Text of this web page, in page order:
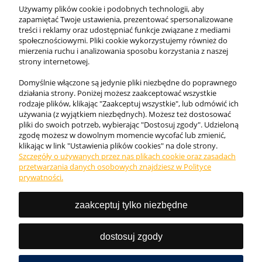
Moje konto
Internetowy sklep KING BHP. Odzież robocza, obuwie
ochronne i akcesoria najwyższej jakości ✓. Zadbaj o
bezpieczeństwo w pracy!
Tel.:727 777 987
Email: sklep@kingbhp.pl
NIP: 9581591905 REGON: 368802421
Używamy plików cookie i podobnych technologii, aby
zapamiętać Twoje ustawienia, prezentować spersonalizowane
treści i reklamy oraz udostępniać funkcje związane z mediami
społecznościowymi. Pliki cookie wykorzystujemy również do
mierzenia ruchu i analizowania sposobu korzystania z naszej
strony internetowej.
Domyślnie włączone są jedynie pliki niezbędne do poprawnego
działania strony. Poniżej możesz zaakceptować wszystkie
rodzaje plików, klikając "Zaakceptuj wszystkie", lub odmówić ich
używania (z wyjątkiem niezbędnych). Możesz też dostosować
pliki do swoich potrzeb, wybierając "Dostosuj zgody". Udzieloną
zgodę możesz w dowolnym momencie wycofać lub zmienić,
klikając w link "Ustawienia plików cookies" na dole strony.
Szczegóły o używanych przez nas plikach cookie oraz zasadach
przetwarzania danych osobowych znajdziesz w Polityce
prywatności.
zaakceptuj tylko niezbędne
dostosuj zgody